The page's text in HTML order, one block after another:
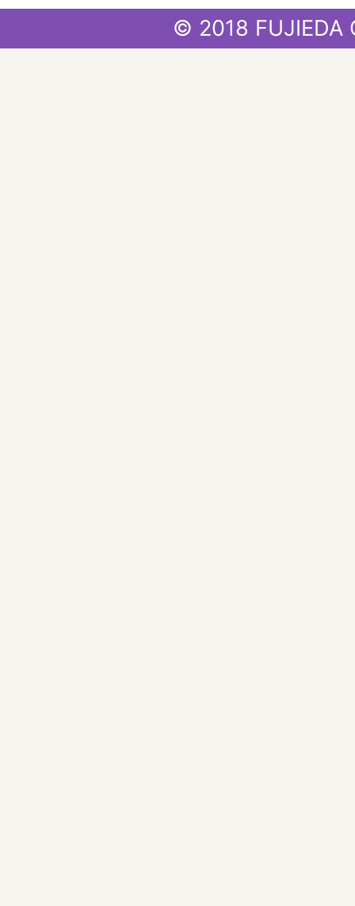
© 2018 FUJIEDA